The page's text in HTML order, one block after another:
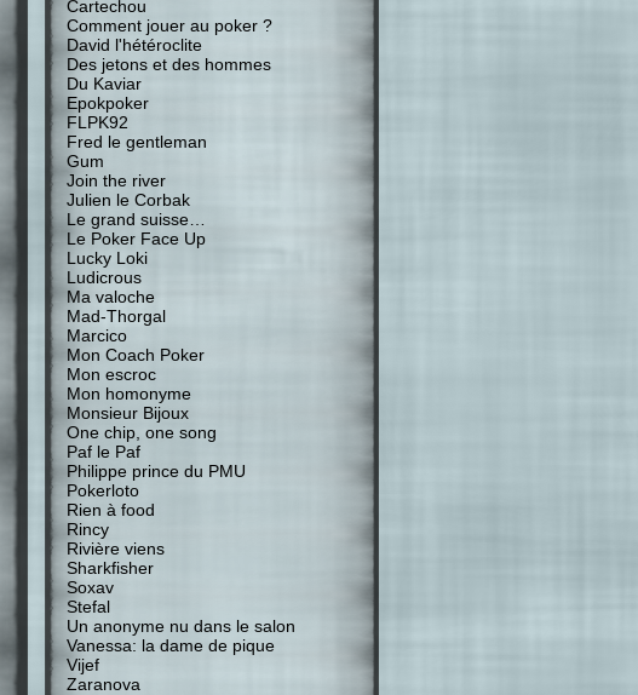
Cartechou
Comment jouer au poker ?
David l'hétéroclite
Des jetons et des hommes
Du Kaviar
Epokpoker
FLPK92
Fred le gentleman
Gum
Join the river
Julien le Corbak
Le grand suisse…
Le Poker Face Up
Lucky Loki
Ludicrous
Ma valoche
Mad-Thorgal
Marcico
Mon Coach Poker
Mon escroc
Mon homonyme
Monsieur Bijoux
One chip, one song
Paf le Paf
Philippe prince du PMU
Pokerloto
Rien à food
Rincy
Rivière viens
Sharkfisher
Soxav
Stefal
Un anonyme nu dans le salon
Vanessa: la dame de pique
Vijef
Zaranova